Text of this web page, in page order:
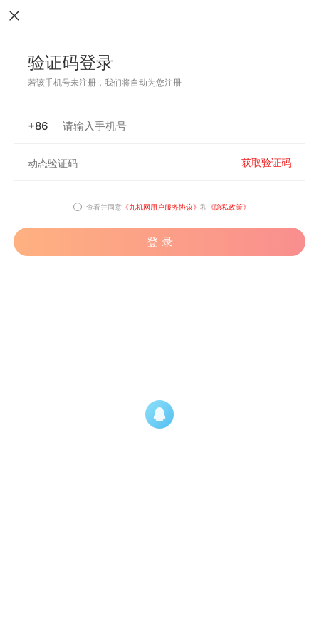
验证码登录
若该手机号未注册，我们将自动为您注册
+86
获取验证码
查看并同意 《九机网用户服务协议》 和 《隐私政策》
登 录